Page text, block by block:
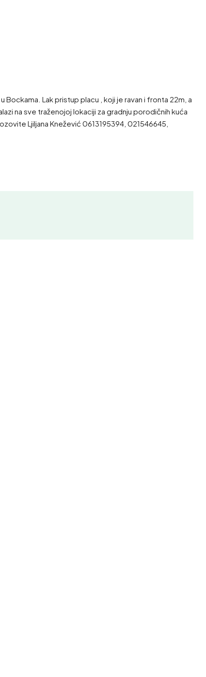
Lak pristup placu , koji je ravan i fronta 22m, a
na sve traženojoj lokaciji za gradnju porodičnih kuća
Ljiljana Knežević 0613195394, 021546645,